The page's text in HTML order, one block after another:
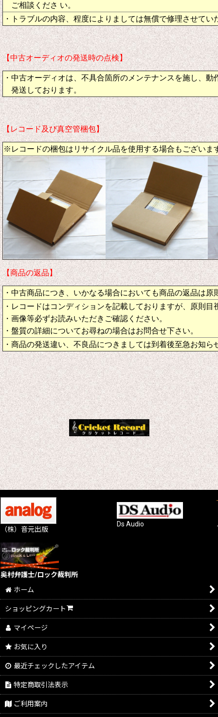
ご相談くださ い。
・トラブルの内容、程度によりましては無償で修理させてい
【中古オーディオの発送時の点検】
・中古オーディオは、不具合箇所のメンテナンスを施し、動
発送しております。
【レコード及び真空管梱包】
※レコードの梱包はリサイクル品を使用する場合もございま
【商品の返品】
・中古商品につき、いかなる場合においても商品の返品は原
・レコードはコンディションを記載しておりますが、原則目
・画像等必ずお読みいただきご確認ください。
・盤質の詳細についてお尋ねの場合はお問合せ下さい。
・商品の発送違い、不良品につきましては到着後至急お知ら
（株）音元出版
Ds Audio
奥村弁護士/ロック裁判所
ホーム
ショッピングカート
マイページ
お気に入り
最近チェックしたアイテム
特定商取引法表示
ご利用案内